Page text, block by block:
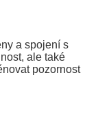
a spojení s
ale také
pozornost